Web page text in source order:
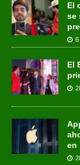
El
se
6
El
en